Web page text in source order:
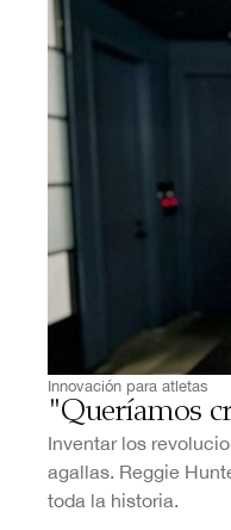
Innovación para atletas
"Queríamos
Inventar los
agallas. Reggie
toda la historia.